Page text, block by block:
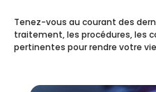
Tenez-vous au courant des
traitement, les procédures, les
pertinentes pour rendre votre